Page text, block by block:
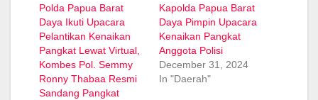
Polda Papua Barat
Daya Ikuti Upacara
Pelantikan Kenaikan
Pangkat Lewat Virtual,
Kombes Pol. Semmy
Ronny Thabaa Resmi
Sandang Pangkat
Kapolda Papua Barat
Daya Pimpin Upacara
Kenaikan Pangkat
Anggota Polisi
December 31, 2024
In "Daerah"